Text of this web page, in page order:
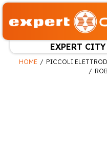
EXPERT
HOME PICCOLI